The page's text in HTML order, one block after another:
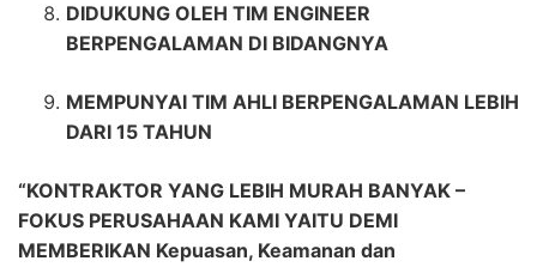
DIDUKUNG OLEH TIM ENGINEER
BERPENGALAMAN DI BIDANGNYA
MEMPUNYAI TIM AHLI BERPENGALAMAN LEBIH
DARI 15 TAHUN
“KONTRAKTOR YANG LEBIH MURAH BANYAK –
FOKUS PERUSAHAAN KAMI YAITU DEMI
MEMBERIKAN Kepuasan, Keamanan dan